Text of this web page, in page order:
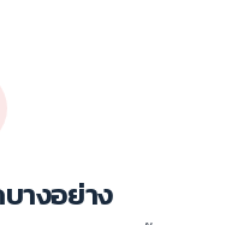
างอย่าง